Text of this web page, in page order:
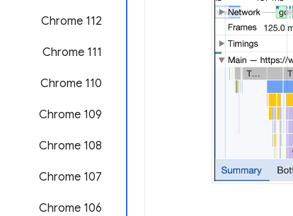
‫Chrome 112
‫Chrome 111
Chrome 110
Chrome 109
Chrome 108
Chrome 107
Chrome 106